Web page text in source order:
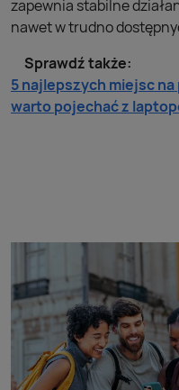
zapewnia stabilne
nawet w trudno
Sprawdź także:
5 najlepszych miejsc na
warto pojechać z